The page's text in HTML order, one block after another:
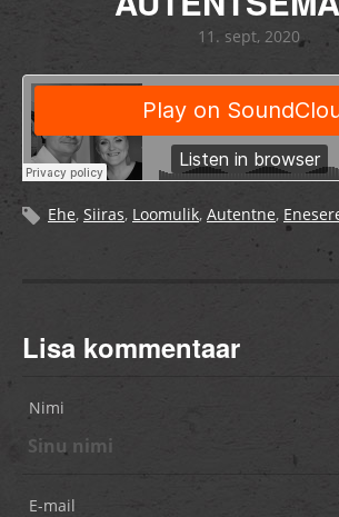
11. sept, 2020
Ehe, Siiras, Loomulik, Autentne,
Lisa kommentaar
Nimi
E-mail